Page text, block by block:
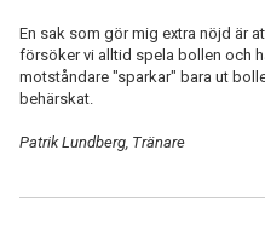
En sak som gör mig extra nöjd är
försöker vi alltid spela bollen och
motståndare "sparkar" bara ut
behärskat.
Patrik Lundberg, Tränare